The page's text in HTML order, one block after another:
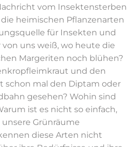
vom Insektensterben
die heimischen Pflanzenarten
für Insekten und
von uns weiß, wo heute die
Margeriten noch blühen?
und den
schon mal den Diptam oder
gesehen? Wohin sind
ist es nicht so einfach,
Grünräume
diese Arten nicht